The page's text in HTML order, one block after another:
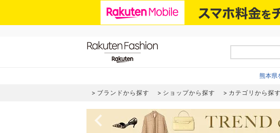
熊本県
ブランドから探す ショップから探す カテゴリから探す
navigate_before